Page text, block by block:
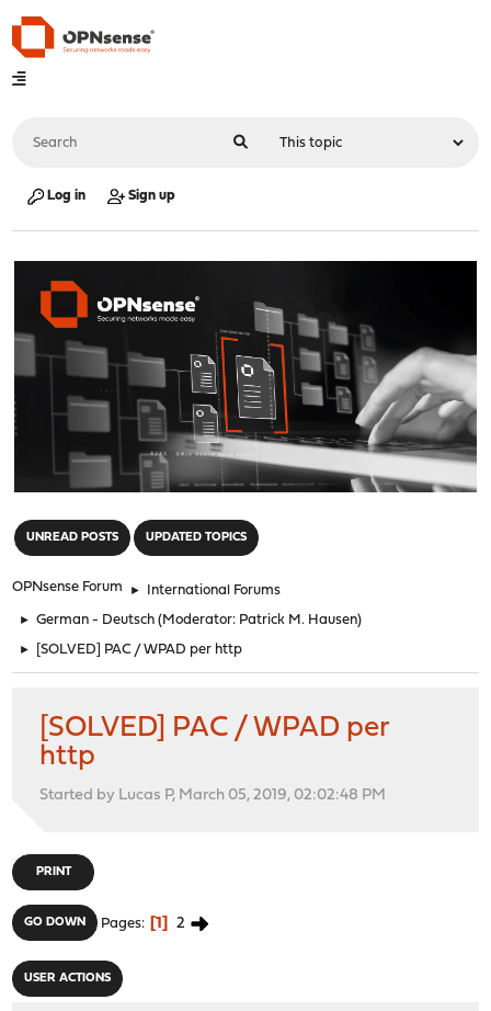
Log in Sign up
UNREAD POSTS UPDATED TOPICS
OPNsense Forum ► International Forums
► German - Deutsch (Moderator: Patrick M. Hausen)
► [SOLVED] PAC / WPAD per http
[SOLVED] PAC / WPAD per
http
Started by Lucas P, March 05, 2019, 02:02:48 PM
PRINT
GO DOWN Pages 1 2
USER ACTIONS